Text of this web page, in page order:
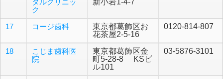
タルクリニッ
ク
新小岩1-4-7
17 コージ歯科
東京都葛飾区お
花茶屋2-5-16
0120-814-807
18
こじま歯科医
院
東京都葛飾区金
町5-28-8 KSビ
ル101
03-5876-3101